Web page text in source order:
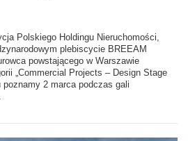
Polskiego Holdingu Nieruchomości,
plebiscycie BREEAM
powstającego w Warszawie
„Commercial Projects – Design Stage
poznamy 2 marca podczas gali